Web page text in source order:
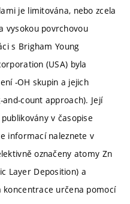
je limitována, nebo zcela
vysokou povrchovou
s Brigham Young
(USA) byla
-OH skupin a jejich
count approach). Její
v časopise
informací naleznete v
označeny atomy Zn
Layer Deposition) a
koncentrace určena pomocí